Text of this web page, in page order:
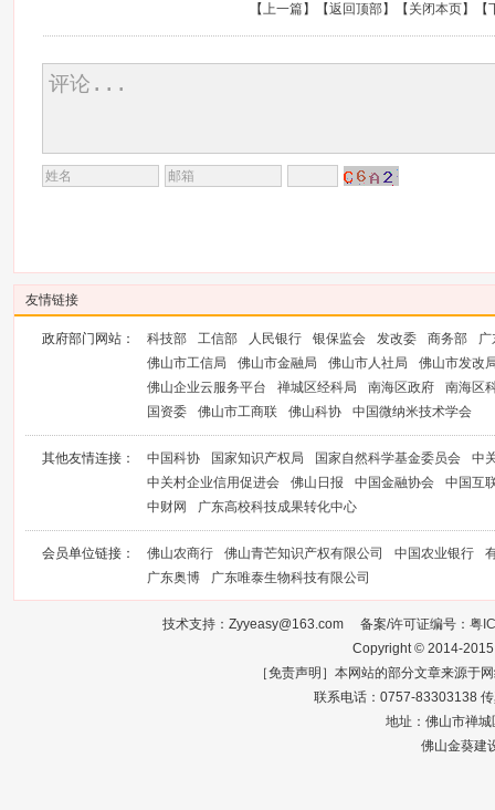
【上一篇】【返回顶部】【 关闭本页】【
友情链接
政府部门网站： 科技部 工信部 人民银行 银保监会 发改委 商务部
广
佛山市工信局
佛山市金融局 佛山市人社局
佛山市发改
佛山企业云服务平台
禅城区经科局 南海区政府
南海区
国资委
佛山市工商联 佛山科协 中国微纳米技术学会
其他友情连接： 中国科协 国家知识产权局 国家自然科学基金委员会
中
中关村企业信用促进会
佛山日报 中国金融协会
中国互
中财网
广东高校科技成果转化中心
会员单位链接： 佛山农商行 佛山青芒知识产权有限公司 中国农业银行
广东奥博
广东唯泰生物科技有限公司
技术支持：Zyyeasy@163.com 备案/许可证编号： 粤
Copyright © 2014-
［免责声明］本网站的部分文章来源于
联系电话：0757-83303138
地址：佛山市禅
佛山金葵建